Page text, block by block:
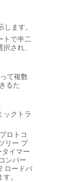
ます。
トで半二
され、
て複数
るた
ックトラ
ロトコ
リー プ
イマー
ンバー
ロードバ
。